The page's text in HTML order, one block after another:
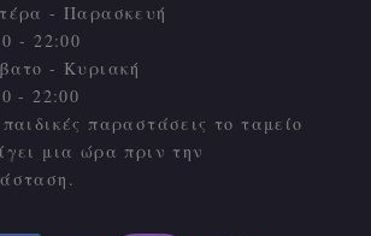
- Παρασκευή
- 22:00
- Κυριακή
- 22:00
παραστάσεις το ταμείο
μια ώρα πριν την